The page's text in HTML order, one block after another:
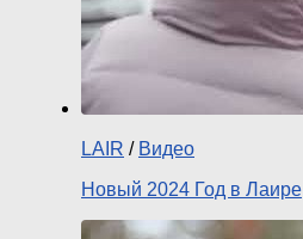
LAIR / Видео
Новый 2024 Год в Лаире